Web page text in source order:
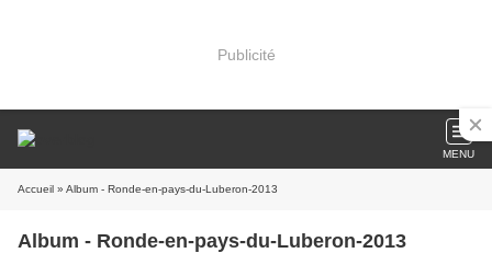
Publicité
MENU
Accueil » Album - Ronde-en-pays-du-Luberon-2013
Album - Ronde-en-pays-du-Luberon-2013